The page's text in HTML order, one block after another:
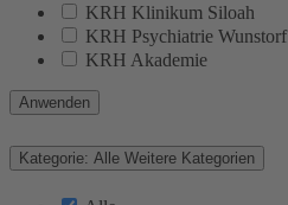
KRH Klinikum Siloah
KRH Psychiatrie Wunstorf
KRH Akademie
Anwenden
Kategorie: Alle Weitere Kategorien